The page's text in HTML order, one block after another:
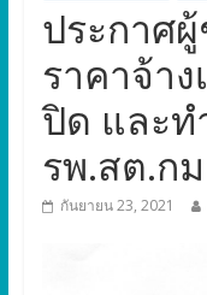
ประกาศ
ราคาจ้าง
ปิด และท
รพ.สต.ก
กันยายน 23, 2021